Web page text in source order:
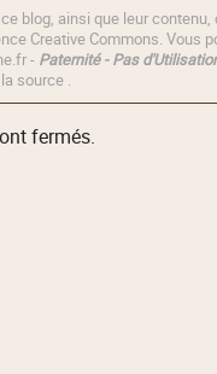
blog, ainsi que leur
Creative Commons. Vous
- Paternité - Pas
source .
fermés.